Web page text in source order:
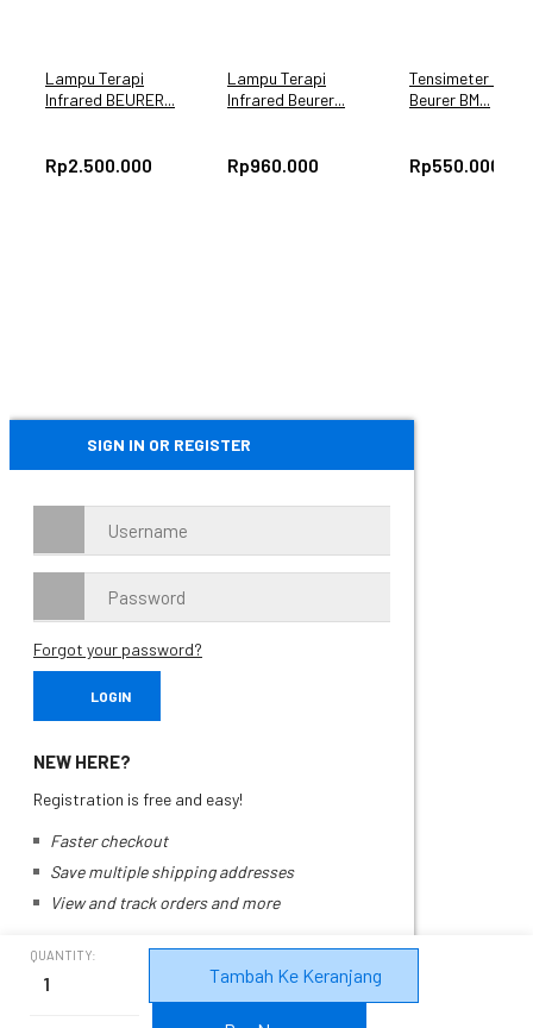
QUANTITY:
Tambah Ke Keranjang
Lampu Terapi
Infrared BEURER...
Rp2.500.000
Lampu Terapi
Infrared Beurer...
Rp960.000
Tensimeter
Beurer BM...
Rp550.000
SIGN IN OR REGISTER
Forgot your password?
NEW HERE?
Registration is free and easy!
Faster checkout
Save multiple shipping addresses
View and track orders and more
CREATE AN ACCOUNT